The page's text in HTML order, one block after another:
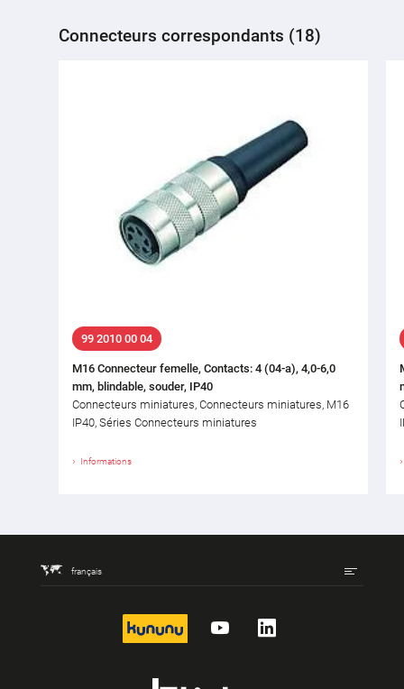
Connecteurs correspondants (18)
99 2010 00 04
M16 Connecteur femelle, Contacts: 4 (04-a), 4,0-6,0
mm, blindable, souder, IP40
Connecteurs miniatures, Connecteurs miniatures, M16
IP40, Séries Connecteurs miniatures
Informations
français
kununu YouTubeLinkedIn